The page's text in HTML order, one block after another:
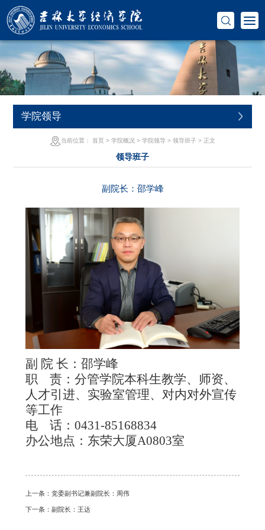
学院领导
当前位置： 首页> 学院概况> 学院领导 > 领导班子> 正文
领导班子
副院长：邵学峰
副 院 长：邵学峰
职 责：分管学院本科生教学、师资、
人才引进、实验室管理、对内对外宣传
等工作
电 话： 0431-85168834
办公地点：东荣大厦A0803室
上一条： 党委副书记兼副院长：周伟
下一条： 副院长：王达